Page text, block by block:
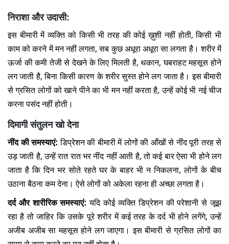
निराशा और उदासी:
इस बीमारी में व्यक्ति को किसी भी तरह की कोई ख़ुशी नहीं होती, किसी भी
काम को करने में मन नहीं लगता, सब कुछ अधूरा अधूरा सा लगता है। शरीर में
ऊर्जा की कमी तेजी से देखने के लिए मिलती है, थकान, घबराहट महसूस होने
लग जाती है, बिना किसी कारण के शरीर सुस्त होने लग जाता है। इस बीमारी
से ग्रसित लोगों को खाने पीने का भी मन नहीं करता है, उन्हें कोई भी नई चीज
करना पसंद नहीं होती।
दिमागी संतुलन खो देना
नींद की समस्याएं:डिप्रेशन की बीमारी में लोगों की आँखों से नींद पूरी तरह से
उड़ जाती है, उन्हें रात रात भर नींद नहीं आती है, तो कई बार ऐसा भी होने लग
जाता है कि दिन भर सोते रहते घर के बाहर भी न निकलना, लोगों के बीच
उठाना बैठना कम देना। ऐसे लोगों को अकेला रहना ही अच्छा लगता है।
दर्द और शारीरिक समस्याएं: यदि कोई व्यक्ति डिप्रेशन की परेशानी से जूझ
रहा है तो जाहिर कि उसके पूरे शरीर में कई तरह के दर्द भी होने लगेंगे, उन्हें
अजीब अजीब सा महसूस होने लग जाएगा। इस बीमारी से ग्रसित लोगों का